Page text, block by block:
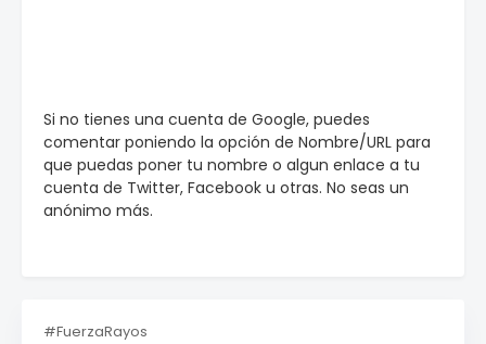
Si no tienes una cuenta de Google, puedes
comentar poniendo la opción de Nombre/URL para
que puedas poner tu nombre o algun enlace a tu
cuenta de Twitter, Facebook u otras. No seas un
anónimo más.
#FuerzaRayos